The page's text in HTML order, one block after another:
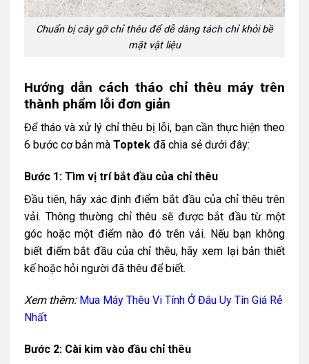
Chuẩn bị cây gỡ chỉ thêu để dễ dàng tách chỉ khỏi bề
mặt vật liệu
Hướng dẫn cách tháo chỉ thêu máy trên
thành phẩm lỗi đơn giản
Để tháo và xử lý chỉ thêu bị lỗi, bạn cần thực hiện theo
6 bước cơ bản mà Toptek đã chia sẻ dưới đây:
Bước 1: Tìm vị trí bắt đầu của chỉ thêu
Đầu tiên, hãy xác định điểm bắt đầu của chỉ thêu trên
vải. Thông thường chỉ thêu sẽ được bắt đầu từ một
góc hoặc một điểm nào đó trên vải. Nếu bạn không
biết điểm bắt đầu của chỉ thêu, hãy xem lại bản thiết
kế hoặc hỏi người đã thêu để biết.
Xem thêm: Mua Máy Thêu Vi Tính Ở Đâu Uy Tín Giá Rẻ
Nhất
Bước 2: Cài kim vào đầu chỉ thêu